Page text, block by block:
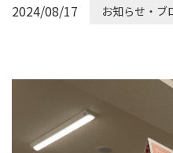
2024/08/17 お知らせ・ブ